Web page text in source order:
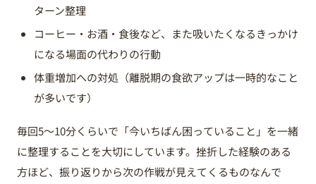
ターン整理
コーヒー・お酒・食後など、また吸いたくなるきっかけ
になる場面の代わりの行動
体重増加への対処（離脱期の食欲アップは一時的なこと
が多いです）
毎回5〜10分くらいで「今いちばん困っていること」を一緒
に整理することを大切にしています。挫折した経験のある
方ほど、振り返りから次の作戦が見えてくるものなんで